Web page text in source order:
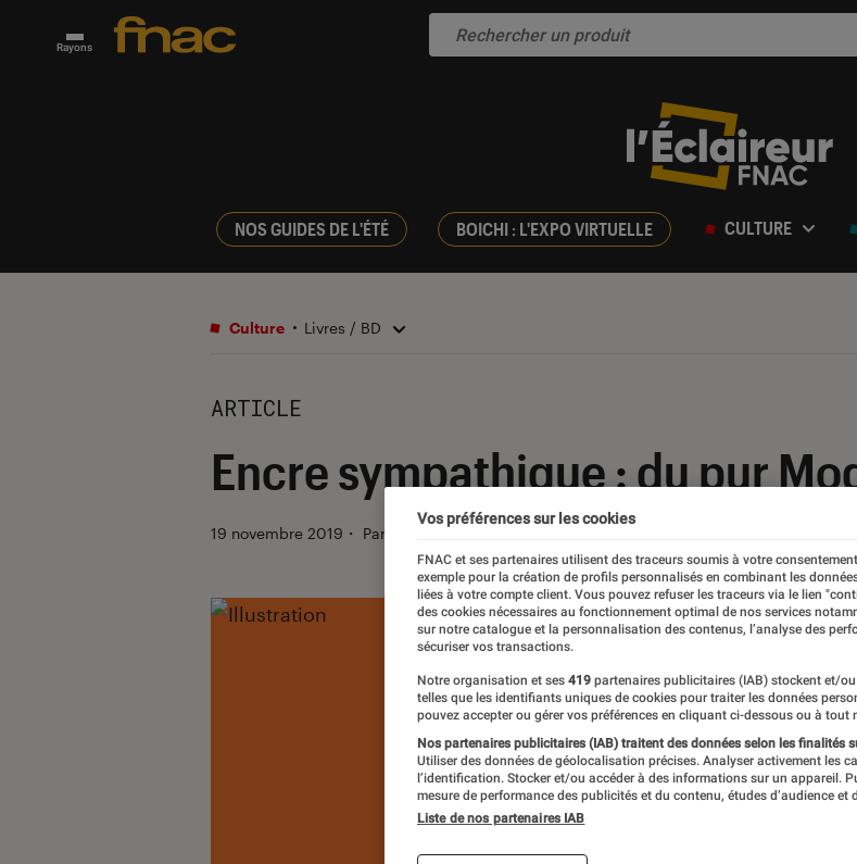
Rayons
NOS GUIDES DE L'ÉTÉ BOICHI : L'EXPO VIRTUELLE CULTURE
Culture Livres / BD
ARTICLE
Encre sympathique : du pur
19 novembre 2019 ・ Par Le Cercle Littéraire
Vos préférences sur les cookies
FNAC et ses partenaires utilisent des traceurs soumis à votre
exemple pour la création de profils personnalisés en combinant les
liées à votre compte client. Vous pouvez refuser les traceurs via le lien
des cookies nécessaires au fonctionnement optimal de nos services
sur notre catalogue et la personnalisation des contenus, l’analyse des
sécuriser vos transactions.
Notre organisation et ses 419 partenaires publicitaires (IAB) stockent et/
telles que les identifiants uniques de cookies pour traiter les données
pouvez accepter ou gérer vos préférences en cliquant ci-dessous ou à tout
Nos partenaires publicitaires (IAB) traitent des données selon les finalités
Utiliser des données de géolocalisation précises. Analyser activement les
l’identification. Stocker et/ou accéder à des informations sur un appareil.
mesure de performance des publicités et du contenu, études d’audience et
Liste de nos partenaires IAB